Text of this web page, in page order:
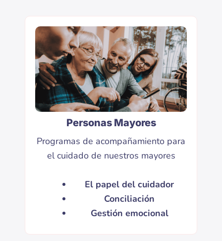
Personas Mayores
Programas de acompañamiento para
el cuidado de nuestros mayores
El papel del cuidador
Conciliación
Gestión emocional